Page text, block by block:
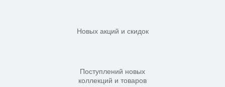
Новых акций и скидок
Поступлений новых
коллекций и товаров